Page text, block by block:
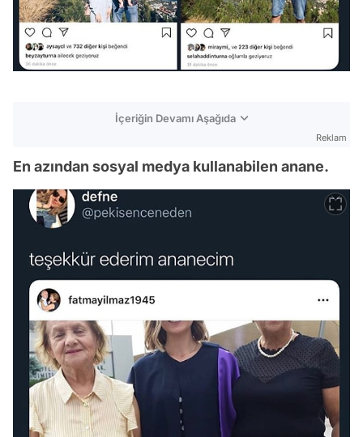
İçeriğin Devamı Aşağıda
Reklam
En azından sosyal medya kullanabilen anane.